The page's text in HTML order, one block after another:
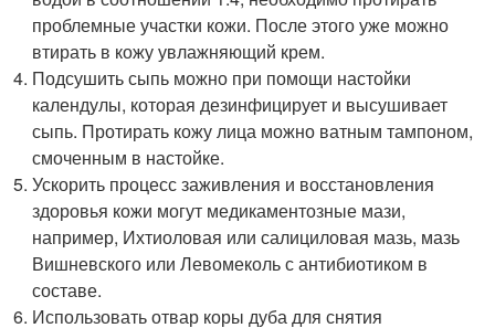
проблемные участки кожи. После этого уже можно
втирать в кожу увлажняющий крем.
Подсушить сыпь можно при помощи настойки
календулы, которая дезинфицирует и высушивает
сыпь. Протирать кожу лица можно ватным тампоном,
смоченным в настойке.
Ускорить процесс заживления и восстановления
здоровья кожи могут медикаментозные мази,
например, Ихтиоловая или салициловая мазь, мазь
Вишневского или Левомеколь с антибиотиком в
составе.
Использовать отвар коры дуба для снятия